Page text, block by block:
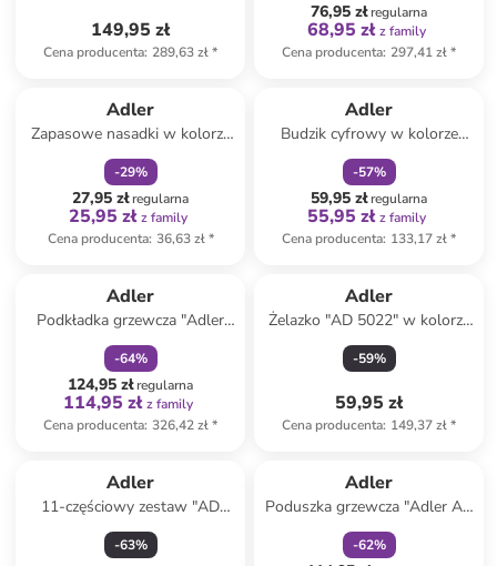
149,95 zł
Cena producenta: 289,63 zł*
76,95 złregularna
68,95 zł z family
Cena producenta: 297,41 zł*
Adler
Zapasowe nasadki w kolorze
szarym do czyszczenia
-29%
27,95 złregularna
25,95 zł z family
Cena producenta: 36,63 zł*
Adler
Budzik cyfrowy w kolorze
białym
-57%
59,95 złregularna
55,95 zł z family
Cena producenta: 133,17 zł*
Adler
Podkładka grzewcza "Adler
AD 7426" w kolorze szarym -
160 x 150 cm
-64%
124,95 złregularna
114,95 zł z family
Cena producenta: 326,42 zł*
Adler
Żelazko "AD 5022" w kolorze
fioletowym
-59%
59,95 zł
Cena producenta: 149,37 zł*
Adler
11-częściowy zestaw "AD
2181" w kolorze
jasnoróżowym do paznokci
-63%
Adler
Poduszka grzewcza "Adler AD
7412" w kolorze szarym - 38
x 38 x 14 cm
-62%